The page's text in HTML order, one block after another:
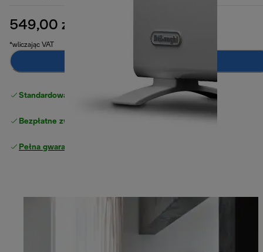
549,00 zł
*wliczając VAT
Standardowa bezpłatna dostawa powyżej 210 zł
Bezpłatne zwroty
Pełna gwarancja producenta